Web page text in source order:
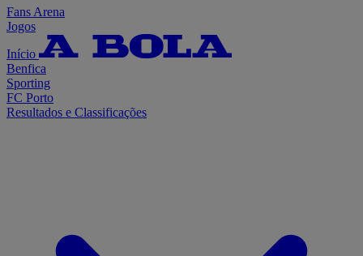
Fans Arena
Jogos
Início
Benfica
Sporting
FC Porto
Resultados e Classificações